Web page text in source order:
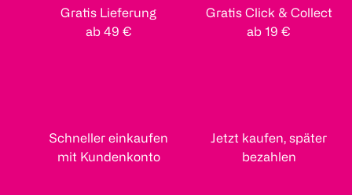
Gratis Lieferung
ab 49 €
Gratis Click & Collect
ab 19 €
Schneller einkaufen
mit Kundenkonto
Jetzt kaufen, später
bezahlen